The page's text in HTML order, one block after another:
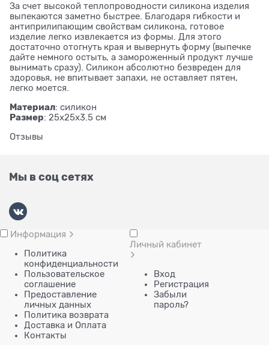
За счет высокой теплопроводности силикона изделия
выпекаются заметно быстрее. Благодаря гибкости и
антиприлипающим свойствам силикона, готовое
изделие легко извлекается из формы. Для этого
достаточно отогнуть края и вывернуть форму (выпечке
дайте немного остыть, а замороженный продукт лучше
вынимать сразу). Силикон абсолютно безвреден для
здоровья, не впитывает запахи, не оставляет пятен,
легко моется.
Материал: силикон
Размер: 25x25x3.5 см
Отзывы
Мы в соц сетях
Информация
Политика
конфиденциальности
Пользовательское
соглашение
Предоставление
личных данных
Политика возврата
Доставка и Оплата
Контакты
Личный кабинет
Вход
Регистрация
Забыли
пароль?